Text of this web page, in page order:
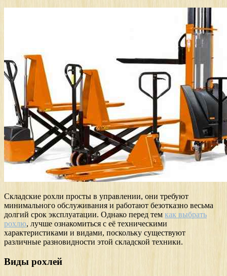
Складские рохли просты в управлении, они требуют
минимального обслуживания и работают безотказно весьма
долгий срок эксплуатации. Однако перед тем как выбрать
рохлю, лучше ознакомиться с её техническими
характеристиками и видами, поскольку существуют
различные разновидности этой складской техники.
Виды рохлей